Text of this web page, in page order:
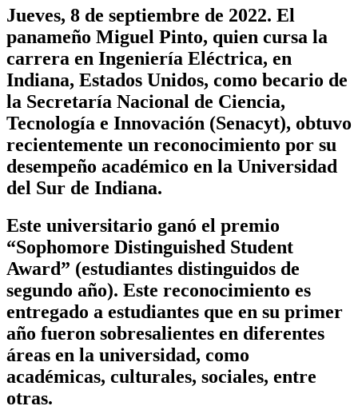
Jueves, 8 de septiembre de 2022. El
panameño Miguel Pinto, quien cursa la
carrera en Ingeniería Eléctrica, en
Indiana, Estados Unidos, como becario de
la Secretaría Nacional de Ciencia,
Tecnología e Innovación (Senacyt), obtuvo
recientemente un reconocimiento por su
desempeño académico en la Universidad
del Sur de Indiana.
Este universitario ganó el premio
“Sophomore Distinguished Student
Award” (estudiantes distinguidos de
segundo año). Este reconocimiento es
entregado a estudiantes que en su primer
año fueron sobresalientes en diferentes
áreas en la universidad, como
académicas, culturales, sociales, entre
otras.